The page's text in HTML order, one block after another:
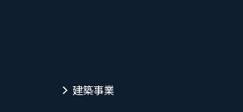
建築事業